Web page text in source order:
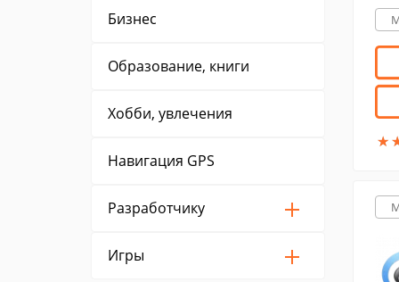
Бизнес
Образование, книги
Хобби, увлечения
Навигация GPS
Разработчику
Игры
★
★